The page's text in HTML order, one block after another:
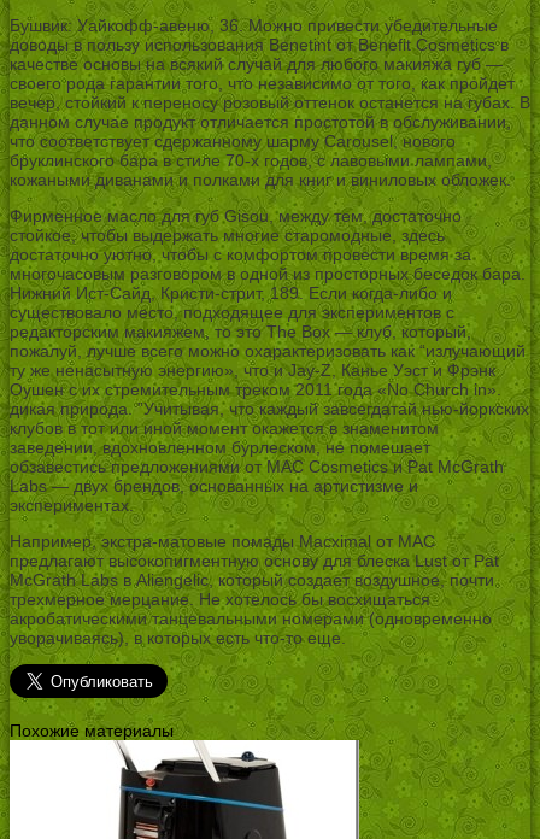
Бушвик: Уайкофф-авеню, 36. Можно привести убедительные
доводы в пользу использования Benetint от Benefit Cosmetics в
качестве основы на всякий случай для любого макияжа губ —
своего рода гарантии того, что независимо от того, как пройдет
вечер, стойкий к переносу розовый оттенок останется на губах. В
данном случае продукт отличается простотой в обслуживании,
что соответствует сдержанному шарму Carousel, нового
бруклинского бара в стиле 70-х годов, с лавовыми лампами,
кожаными диванами и полками для книг и виниловых обложек.
Фирменное масло для губ Gisou, между тем, достаточно
стойкое, чтобы выдержать многие старомодные, здесь
достаточно уютно, чтобы с комфортом провести время за
многочасовым разговором в одной из просторных беседок бара.
Нижний Ист-Сайд, Кристи-стрит, 189. Если когда-либо и
существовало место, подходящее для экспериментов с
редакторским макияжем, то это The Box — клуб, который,
пожалуй, лучше всего можно охарактеризовать как “излучающий
ту же ненасытную энергию», что и Jay-Z, Канье Уэст и Фрэнк
Оушен с их стремительным треком 2011 года «No Church in».
дикая природа. ”Учитывая, что каждый завсегдатай нью-йоркских
клубов в тот или иной момент окажется в знаменитом
заведении, вдохновленном бурлеском, не помешает
обзавестись предложениями от MAC Cosmetics и Pat McGrath
Labs — двух брендов, основанных на артистизме и
экспериментах.
Например, экстра-матовые помады Macximal от MAC
предлагают высокопигментную основу для блеска Lust от Pat
McGrath Labs в Aliengelic, который создает воздушное, почти
трехмерное мерцание. Не хотелось бы восхищаться
акробатическими танцевальными номерами (одновременно
уворачиваясь), в которых есть что-то еще.
Похожие материалы